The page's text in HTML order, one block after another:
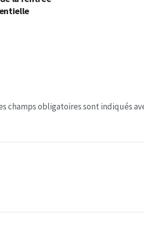
champs obligatoires sont indiqués